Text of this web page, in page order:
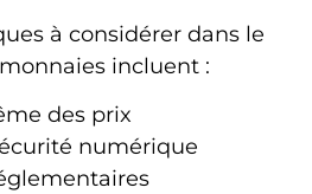
à considérer dans le
incluent :
des prix
numérique